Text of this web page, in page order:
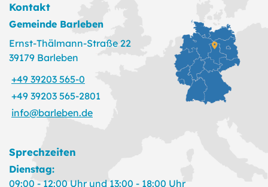
Kontakt
Gemeinde Barleben
Ernst-Thälmann-Straße 22
39179 Barleben
+49 39203 565-0
+49 39203 565-2801
info@barleben.de
Sprechzeiten
Dienstag:
09:00 - 12:00 Uhr und 13:00 - 18:00 Uhr